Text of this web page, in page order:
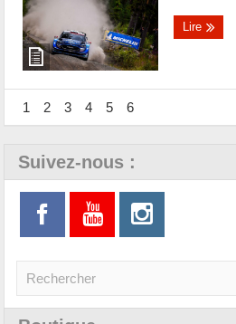
Lire
1 2 3 4 5 6
Suivez-nous :